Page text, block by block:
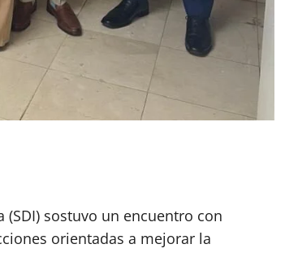
sostuvo un encuentro con
orientadas a mejorar la